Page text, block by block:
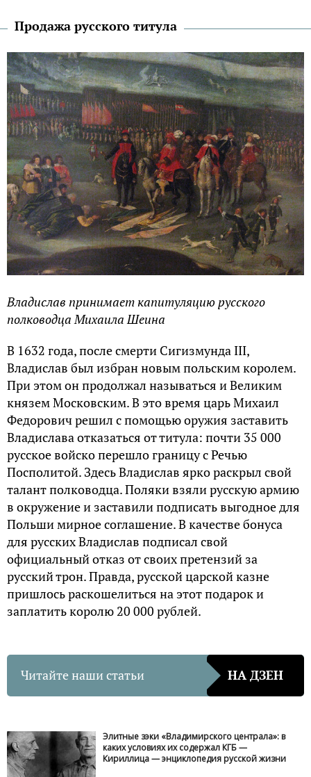
Продажа русского титула
Владислав принимает капитуляцию русского
полководца Михаила Шеина
В 1632 года, после смерти Сигизмунда III,
Владислав был избран новым польским королем.
При этом он продолжал называться и Великим
князем Московским. В это время царь Михаил
Федорович решил с помощью оружия заставить
Владислава отказаться от титула: почти 35 000
русское войско перешло границу с Речью
Посполитой. Здесь Владислав ярко раскрыл свой
талант полководца. Поляки взяли русскую армию
в окружение и заставили подписать выгодное для
Польши мирное соглашение. В качестве бонуса
для русских Владислав подписал свой
официальный отказ от своих претензий за
русский трон. Правда, русской царской казне
пришлось раскошелиться на этот подарок и
заплатить королю 20 000 рублей.
Читайте наши статьи НА ДЗЕН
Элитные зэки «Владимирского централа»: в
каких условиях их содержал КГБ —
Кириллица — энциклопедия русской жизни